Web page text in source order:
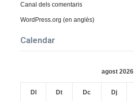
Canal dels comentaris
WordPress.org (en anglès)
Calendar
agost 2026
Dl Dt Dc Dj